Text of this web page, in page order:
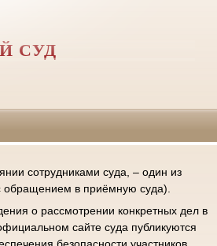
СУД
сотрудниками суда, – один из
обращением в приёмную суда).
о рассмотрении конкретных дел в
сайте суда публикуются